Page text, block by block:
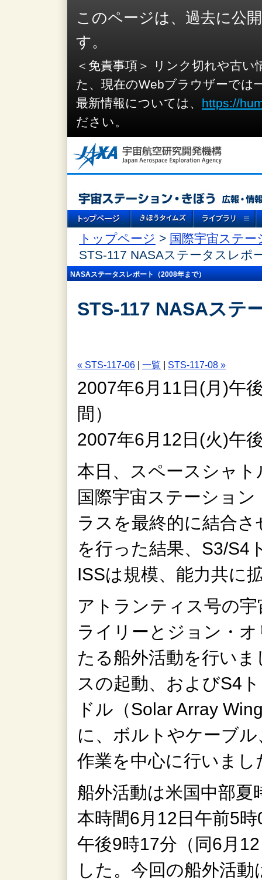
このページは、過去に公
す。
＜免責事項＞ リンク切れや古
た、現在のWebブラウザーでは
最新情報については、 https://
ださい。
トップページ > 国際宇宙ステー
STS-117 NASAステータスレポ
NASAステータスレポート（2008年まで）
STS-117 NASAステ
« STS-117-06 一覧 STS-117-08 »
2007年6月11日(月)午
間）
2007年6月12日(火)午
本日、スペースシャ
国際宇宙ステーショ
ラスを最終的に結合
を行った結果、S3/S4
ISSは規模、能力共に
アトランティス号の
ライリーとジョン・
たる船外活動を行い
スの起動、およびS4
ドル（Solar Array
に、ボルトやケーブ
作業を中心に行いまし
船外活動は米国中部夏
本時間6月12日午前5
午後9時17分（同6月
した。今回の船外活